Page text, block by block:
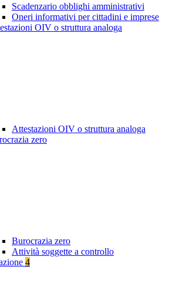
Scadenzario obblighi amministrativi
Oneri informativi per cittadini e imprese
OIV o struttura analoga
Attestazioni OIV o struttura analoga
zero
Burocrazia zero
Attività soggette a controllo
4